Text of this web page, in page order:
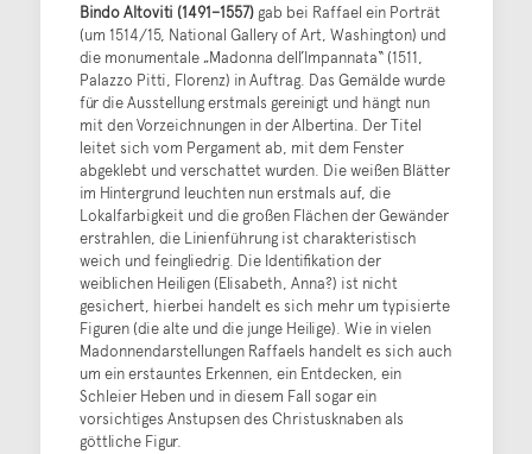
Bindo Altoviti (1491–1557)gab bei Raffael ein Porträt
(um 1514/15, National Gallery of Art, Washington) und
die monumentale „Madonna dell’Impannata“ (1511,
Palazzo Pitti, Florenz) in Auftrag. Das Gemälde wurde
für die Ausstellung erstmals gereinigt und hängt nun
mit den Vorzeichnungen in der Albertina. Der Titel
leitet sich vom Pergament ab, mit dem Fenster
abgeklebt und verschattet wurden. Die weißen Blätter
im Hintergrund leuchten nun erstmals auf, die
Lokalfarbigkeit und die großen Flächen der Gewänder
erstrahlen, die Linienführung ist charakteristisch
weich und feingliedrig. Die Identifikation der
weiblichen Heiligen (Elisabeth, Anna?) ist nicht
gesichert, hierbei handelt es sich mehr um typisierte
Figuren (die alte und die junge Heilige). Wie in vielen
Madonnendarstellungen Raffaels handelt es sich auch
um ein erstauntes Erkennen, ein Entdecken, ein
Schleier Heben und in diesem Fall sogar ein
vorsichtiges Anstupsen des Christusknaben als
göttliche Figur.